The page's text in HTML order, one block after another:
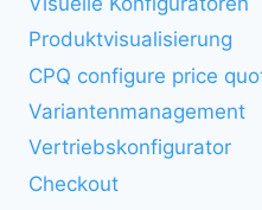
Produktvisualisierung
CPQ configure price
Variantenmanagement
Vertriebskonfigurator
Checkout